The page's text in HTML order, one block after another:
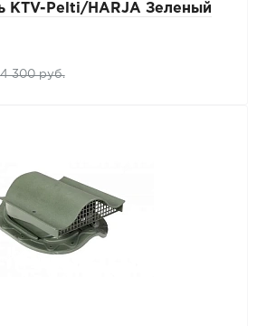
KTV-Pelti/HARJA Зеленый
4 300 руб.